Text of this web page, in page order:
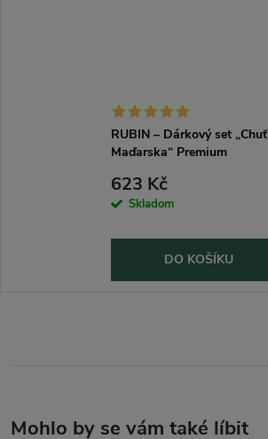
RUBIN – Dárkový set „Chuť
Maďarska“ Premium
623 Kč
Skladom
DO KOŠÍKU